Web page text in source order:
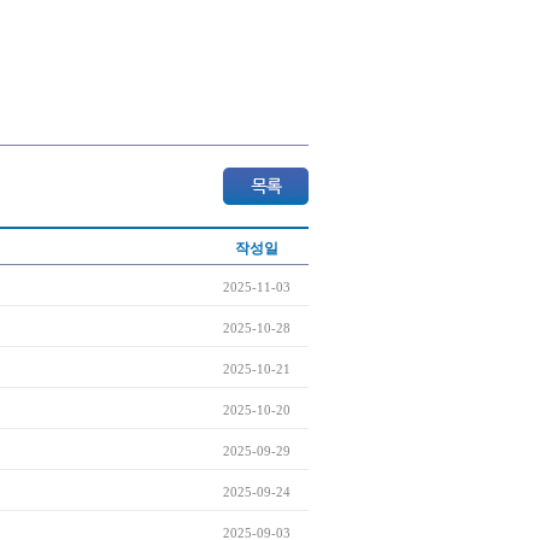
작성일
2025-11-03
2025-10-28
2025-10-21
2025-10-20
2025-09-29
2025-09-24
2025-09-03